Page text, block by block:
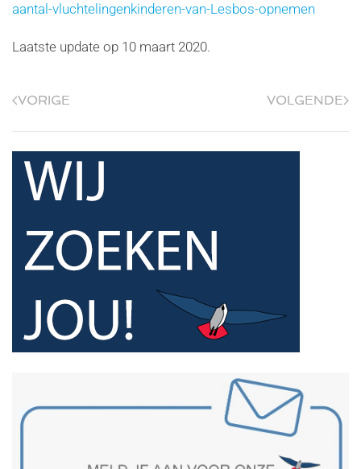
aantal-vluchtelingenkinderen-van-Lesbos-opnemen
Laatste update op 10 maart 2020.
VORIGE VOLGENDE